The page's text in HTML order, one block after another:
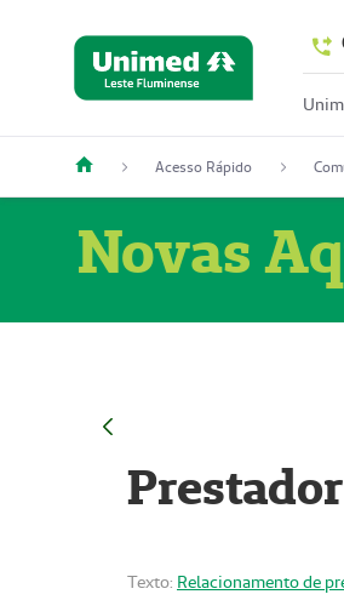
Acesso Rápido
Novas
Texto: Relacionamento de